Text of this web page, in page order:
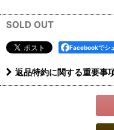
SOLD OUT
Facebookでシ
返品特約に関する重要事